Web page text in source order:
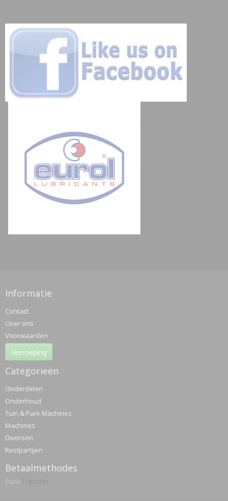
Informatie
Contact
Over ons
Voorwaarden
Herroeping
Categorieën
Onderdelen
Onderhoud
Tuin & Park Machines
Machines
Diversen
Restpartijen
Betaalmethodes